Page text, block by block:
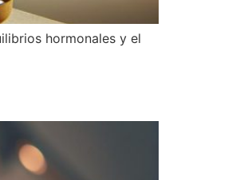
hormonales y el